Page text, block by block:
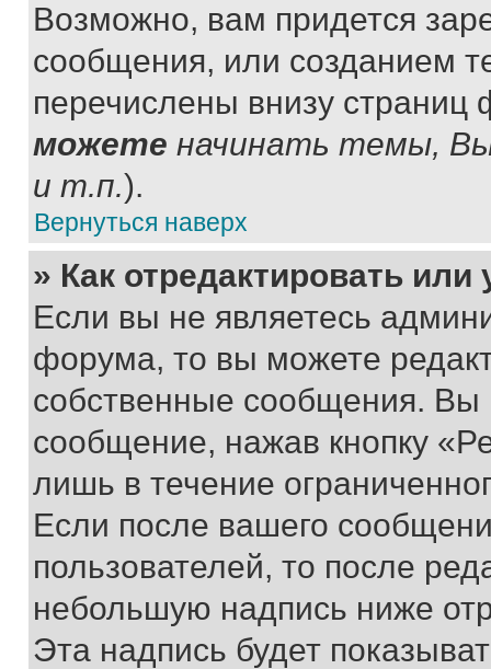
Возможно, вам придется
сообщения, или созданием
перечислены внизу
можете начинать темы,
и т.п.).
Вернуться наверх
» Как отредактировать
Если вы не являетесь
форума, то вы можете
собственные сообщения. Вы
сообщение, нажав кнопку
лишь в течение
Если после вашего
пользователей, то после
небольшую надпись ниже
Эта надпись будет